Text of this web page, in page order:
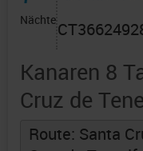
Nächte
Kanaren 8
Cruz de
Route: Santa